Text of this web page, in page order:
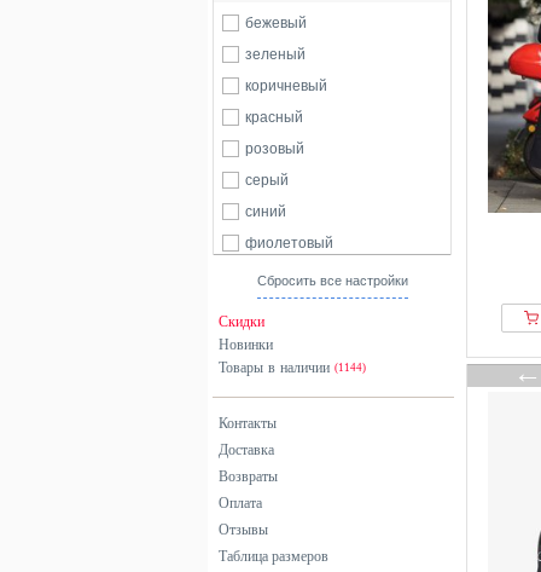
бежевый
зеленый
коричневый
красный
розовый
серый
синий
фиолетовый
хаки
Сбросить все настройки
Скидки
Новинки
Товары в наличии (1144)
Контакты
Доставка
Возвраты
Оплата
Отзывы
Таблица размеров